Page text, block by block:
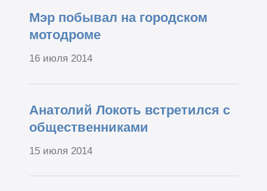
Мэр побывал на городском
мотодроме
16 июля 2014
Анатолий Локоть встретился с
общественниками
15 июля 2014